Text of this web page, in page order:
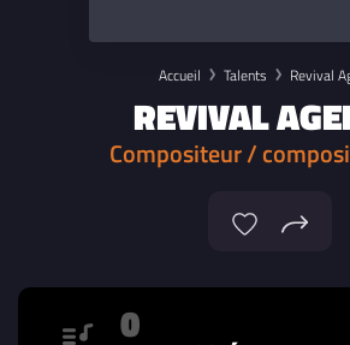
Accueil Talents Revival
REVIVAL
Compositeur /
0